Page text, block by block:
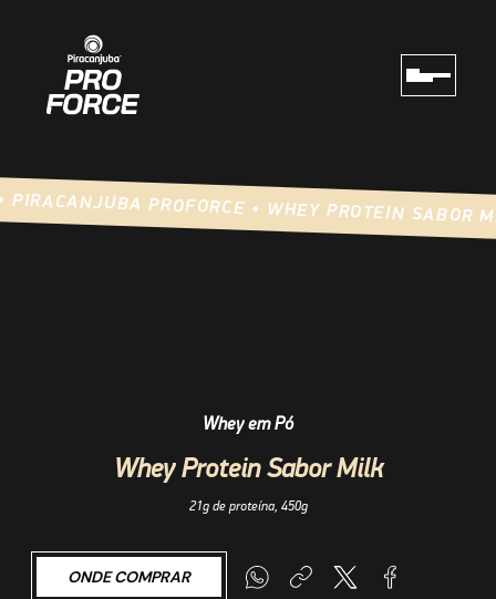
PROFORCE • WHEY PROTEIN
Whey em Pó
Whey Protein Sabor Milk
21g de proteína, 450g
ONDE COMPRAR